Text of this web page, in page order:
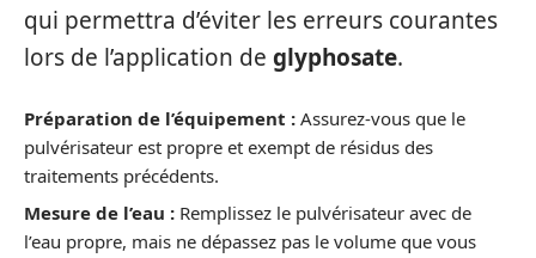
qui permettra d’éviter les erreurs courantes
lors de l’application de glyphosate.
Préparation de l’équipement : Assurez-vous que le
pulvérisateur est propre et exempt de résidus des
traitements précédents.
Mesure de l’eau : Remplissez le pulvérisateur avec de
l’eau propre, mais ne dépassez pas le volume que vous